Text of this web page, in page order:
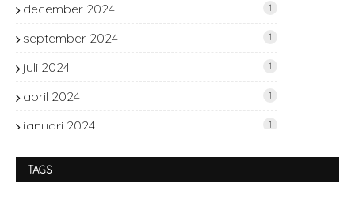
december 2024 1
september 2024 1
juli 2024 1
april 2024 1
januari 2024 1
november 2023
oktober 2023 1
TAGS